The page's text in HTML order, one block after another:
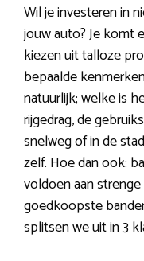
Wil je investeren in
jouw auto? Je komt
kiezen uit talloze
bepaalde
natuurlijk; welke is
rijgedrag, de
snelweg of in de
zelf. Hoe dan ook:
voldoen aan
goedkoopste
splitsen we uit in 3